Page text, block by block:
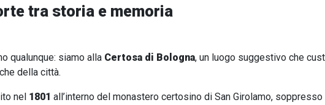
tra storia e memoria
qualunque: siamo alla Certosa di Bologna, un luogo suggestivo che
della città.
nel 1801 all’interno del monastero certosino di San Girolamo,